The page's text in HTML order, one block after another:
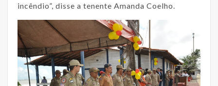
incêndio”, disse a tenente Amanda Coelho.